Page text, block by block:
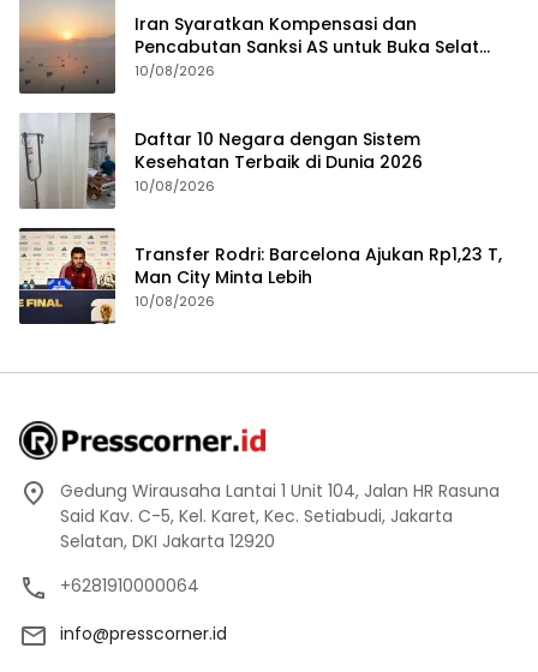
Iran Syaratkan Kompensasi dan
Pencabutan Sanksi AS untuk Buka Selat
Hormuz
10/08/2026
Daftar 10 Negara dengan Sistem
Kesehatan Terbaik di Dunia 2026
10/08/2026
Transfer Rodri: Barcelona Ajukan Rp1,23 T,
Man City Minta Lebih
10/08/2026
Gedung Wirausaha Lantai 1 Unit 104, Jalan HR Rasuna
Said Kav. C-5, Kel. Karet, Kec. Setiabudi, Jakarta
Selatan, DKI Jakarta 12920
+6281910000064
info@presscorner.id